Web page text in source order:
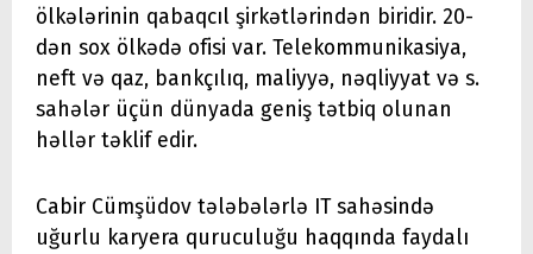
ölkələrinin qabaqcıl şirkətlərindən biridir. 20-
dən sox ölkədə ofisi var. Telekommunikasiya,
neft və qaz, bankçılıq, maliyyə, nəqliyyat və s.
sahələr üçün dünyada geniş tətbiq olunan
həllər təklif edir.
Cabir Cümşüdov tələbələrlə IT sahəsində
uğurlu karyera quruculuğu haqqında faydalı